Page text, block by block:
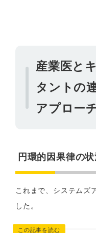
産業医と
タントの
アプロー
円環的因果律の
これまで、システムズ
した。